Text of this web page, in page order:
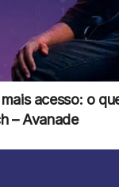
acesso: o
– Avanade